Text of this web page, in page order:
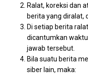
Ralat, koreksi dan
berita yang diralat,
Di setiap berita
dicantumkan
jawab tersebut.
Bila suatu berita
siber lain, maka: